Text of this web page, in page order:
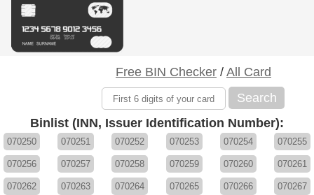
Free BIN Checker / All Card
Search
Binlist (INN, Issuer Identification Number):
070250 070251 070252 070253 070254 070255
070256 070257 070258 070259 070260 070261
070262 070263 070264 070265 070266 070267